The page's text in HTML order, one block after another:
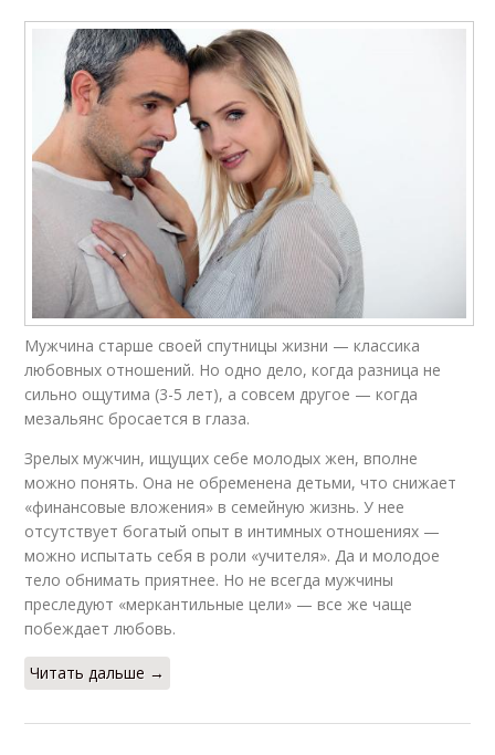
Мужчина старше своей спутницы жизни — классика
любовных отношений. Но одно дело, когда разница не
сильно ощутима (3-5 лет), а совсем другое — когда
мезальянс бросается в глаза.
Зрелых мужчин, ищущих себе молодых жен, вполне
можно понять. Она не обременена детьми, что снижает
«финансовые вложения» в семейную жизнь. У нее
отсутствует богатый опыт в интимных отношениях —
можно испытать себя в роли «учителя». Да и молодое
тело обнимать приятнее. Но не всегда мужчины
преследуют «меркантильные цели» — все же чаще
побеждает любовь.
Читать дальше →